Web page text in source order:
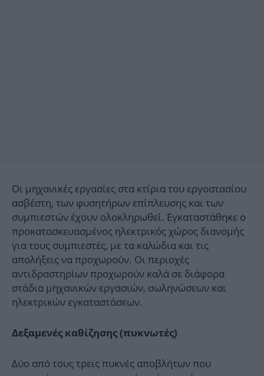
Οι μηχανικές εργασίες στα κτίρια του εργοστασίου
ασβέστη, των φυσητήρων επίπλευσης και των
συμπιεστών έχουν ολοκληρωθεί. Εγκαταστάθηκε ο
προκατασκευασμένος ηλεκτρικός χώρος διανομής
για τους συμπιεστές, με τα καλώδια και τις
απολήξεις να προχωρούν. Οι περιοχές
αντιδραστηρίων προχωρούν καλά σε διάφορα
στάδια μηχανικών εργασιών, σωληνώσεων και
ηλεκτρικών εγκαταστάσεων.
Δεξαμενές καθίζησης (πυκνωτές)
Δύο από τους τρεις πυκνές αποβλήτων που